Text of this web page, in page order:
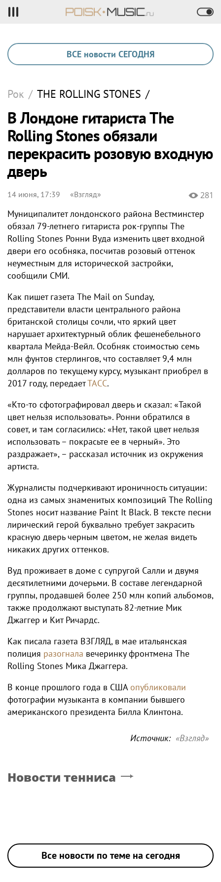
ВСЕ новости СЕГОДНЯ
Рок / THE ROLLING STONES /
В Лондоне гитариста The
Rolling Stones обязали
перекрасить розовую входную
дверь
14 июня, 17:39 «Взгляд» 281
Муниципалитет лондонского района Вестминстер
обязал 79-летнего гитариста рок-группы The
Rolling Stones Ронни Вуда изменить цвет входной
двери его особняка, посчитав розовый оттенок
неуместным для исторической застройки,
сообщили СМИ.
Как пишет газета The Mail on Sunday,
представители власти центрального района
британской столицы сочли, что яркий цвет
нарушает архитектурный облик фешенебельного
квартала Мейда-Вейл. Особняк стоимостью семь
млн фунтов стерлингов, что составляет 9,4 млн
долларов по текущему курсу, музыкант приобрел в
2017 году, передаетТАСС.
«Кто-то сфотографировал дверь и сказал: «Такой
цвет нельзя использовать». Ронни обратился в
совет, и там согласились: «Нет, такой цвет нельзя
использовать – покрасьте ее в черный». Это
раздражает», – рассказал источник из окружения
артиста.
Журналисты подчеркивают ироничность ситуации:
одна из самых знаменитых композиций The Rolling
Stones носит название Paint It Black. В тексте песни
лирический герой буквально требует закрасить
красную дверь черным цветом, не желая видеть
никаких других оттенков.
Вуд проживает в доме с супругой Салли и двумя
десятилетними дочерьми. В составе легендарной
группы, продавшей более 250 млн копий альбомов,
также продолжают выступать 82-летние Мик
Джаггер и Кит Ричардс.
Как писала газета ВЗГЛЯД, в мае итальянская
полиция разогнала вечеринку фронтмена The
Rolling Stones Мика Джаггера.
В конце прошлого года в США опубликовали
фотографии музыканта в компании бывшего
американского президента Билла Клинтона.
Источник: «Взгляд»
Новости тенниса
Все новости по теме на сегодня